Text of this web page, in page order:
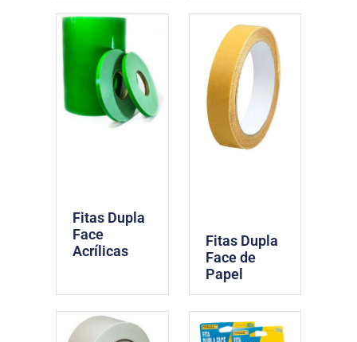
Fitas Dupla
Face
Acrílicas
Fitas Dupla
Face de
Papel